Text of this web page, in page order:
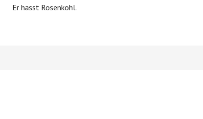
Er hasst Rosenkohl.